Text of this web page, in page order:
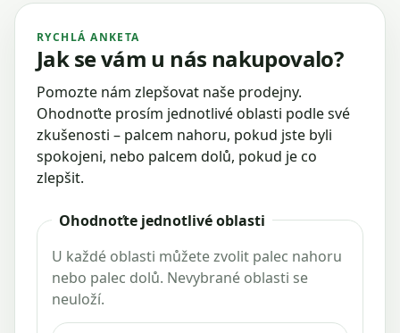
RYCHLÁ ANKETA
Jak se vám u nás nakupovalo?
Pomozte nám zlepšovat naše prodejny.
Ohodnoťte prosím jednotlivé oblasti podle své
zkušenosti – palcem nahoru, pokud jste byli
spokojeni, nebo palcem dolů, pokud je co
zlepšit.
Ohodnoťte jednotlivé oblasti
U každé oblasti můžete zvolit palec nahoru
nebo palec dolů. Nevybrané oblasti se
neuloží.